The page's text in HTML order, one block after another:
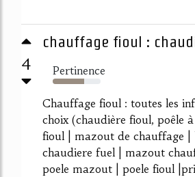
4
chauffage fioul :
Pertinence
66%
Chauffage fioul : toutes les
choix (chaudière fioul, poêle
fioul | mazout de chauffage |
chaudiere fuel | mazout
poele mazout | poele fioul